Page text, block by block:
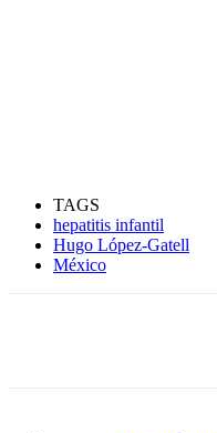
TAGS
hepatitis infantil
Hugo López-Gatell
México